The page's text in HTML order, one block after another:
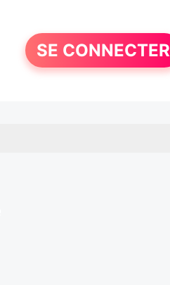
SE CONNECTER